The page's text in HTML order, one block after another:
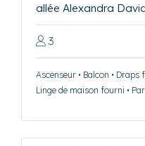
allée Alexandra
3
Ascenseur • Balcon •
Linge de maison fourni •